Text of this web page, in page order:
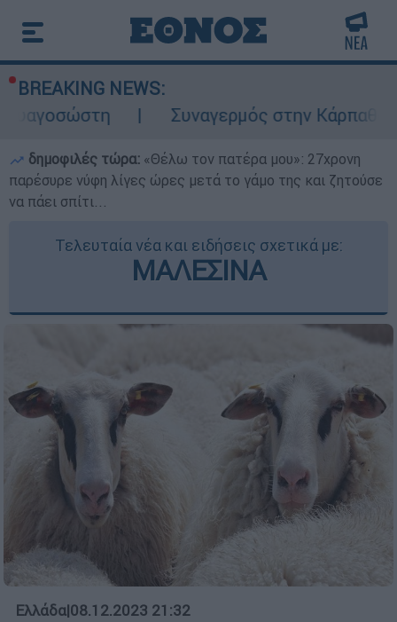
BREAKING NEWS:
Συναγερμός στην Κάρπαθο: Βρέθηκαν
δημοφιλές τώρα: «Θέλω τον πατέρα μου»: 27χρονη
παρέσυρε νύφη λίγες ώρες μετά το γάμο της και ζητούσε
να πάει σπίτι...
Τελευταία νέα και ειδήσεις σχετικά με:
ΜΑΛΕΣΙΝΑ
Ελλάδα|08.12.2023 21:32